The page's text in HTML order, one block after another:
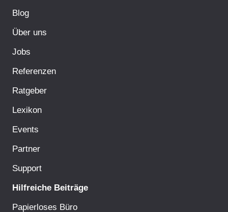
Blog
Über uns
Jobs
Referenzen
Ratgeber
Lexikon
Events
Partner
Support
Hilfreiche Beiträge
Papierloses Büro